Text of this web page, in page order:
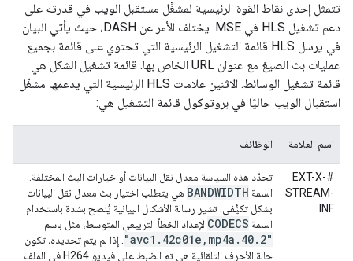
تتمثل إحدى نقاط القوة الرئيسية لمشغِّل مستقبل الويب في قدرته على
دعم تشغيل HLS في MSE. يختلف الأمر عن DASH، حيث يأتي البيان
في يرسل HLS قائمة التشغيل الرئيسية التي تحتوي على قائمة بجميع
عمليات بث الصيغ مع عنوان URL الخاص بها. قائمة تشغيل الشكل هي
قائمة تشغيل الوسائط. الاثنين علامات HLS الرئيسية التي يدعمها مشغّل
استقبال الويب حاليًا في بروتوكول قائمة التشغيل هي:
اسم العلامة الوظائف
#EXT-X-
STREAM-
INF
تحدّد هذه السياسة معدل نقل البيانات أو خيارات البث المختلفة.
السمة BANDWIDTH هي يتطلب اختيار بث معدل نقل البيانات
بشكل تكيُّفي. تشير رسالة الأشكال البيانية يُنصح بشدة باستخدام
السمة CODECS لإعداد الخطأ التربيعي المتوسط، مثل باسم
"avc1 . 42c01e , mp4a . 40. 2"
. إذا لم يتم تحديده، تكون
حالة الأحرف التلقائية هي تم الضبط على فيديو H264 في الملف